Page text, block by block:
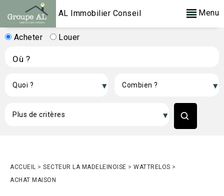
AL Immobilier Conseil Menu
Acheter Louer
ACCUEIL > SECTEUR LA MADELEINOISE > WATTRELOS >
ACHAT MAISON